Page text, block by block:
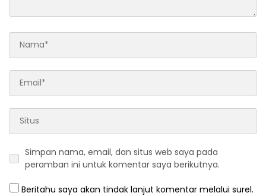
Simpan nama, email, dan situs web saya pada
peramban ini untuk komentar saya berikutnya.
Beritahu saya akan tindak lanjut komentar melalui surel.